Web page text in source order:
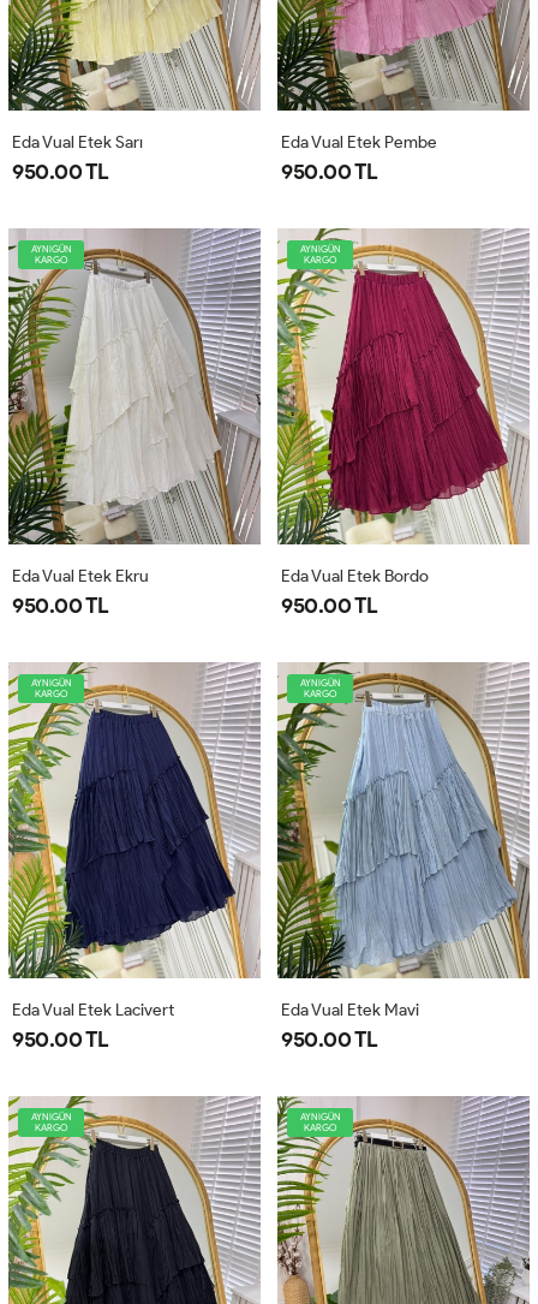
Eda Vual Etek Sarı
950.00 TL
Eda Vual Etek Pembe
950.00 TL
AYNIGÜN
KARGO
Eda Vual Etek Ekru
950.00 TL
AYNIGÜN
KARGO
Eda Vual Etek Bordo
950.00 TL
AYNIGÜN
KARGO
Eda Vual Etek Lacivert
950.00 TL
AYNIGÜN
KARGO
Eda Vual Etek Mavi
950.00 TL
AYNIGÜN
KARGO
AYNIGÜN
KARGO